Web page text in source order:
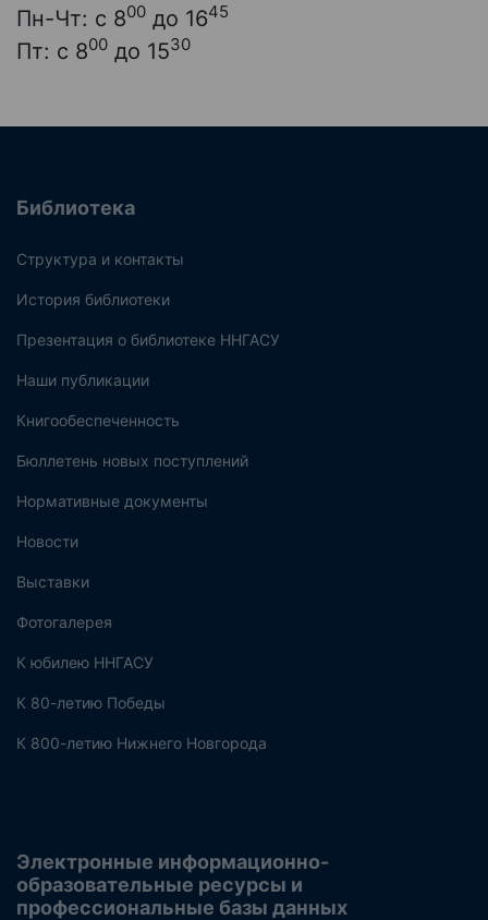
Пн-Чт: с 800 до 1645
Пт: с 800 до 1530
Библиотека
Структура и контакты
История библиотеки
Презентация о библиотеке ННГАСУ
Наши публикации
Книгообеспеченность
Бюллетень новых поступлений
Нормативные документы
Новости
Выставки
Фотогалерея
К юбилею ННГАСУ
К 80-летию Победы
К 800-летию Нижнего Новгорода
Электронные информационно-
образовательные ресурсы и
профессиональные базы данных